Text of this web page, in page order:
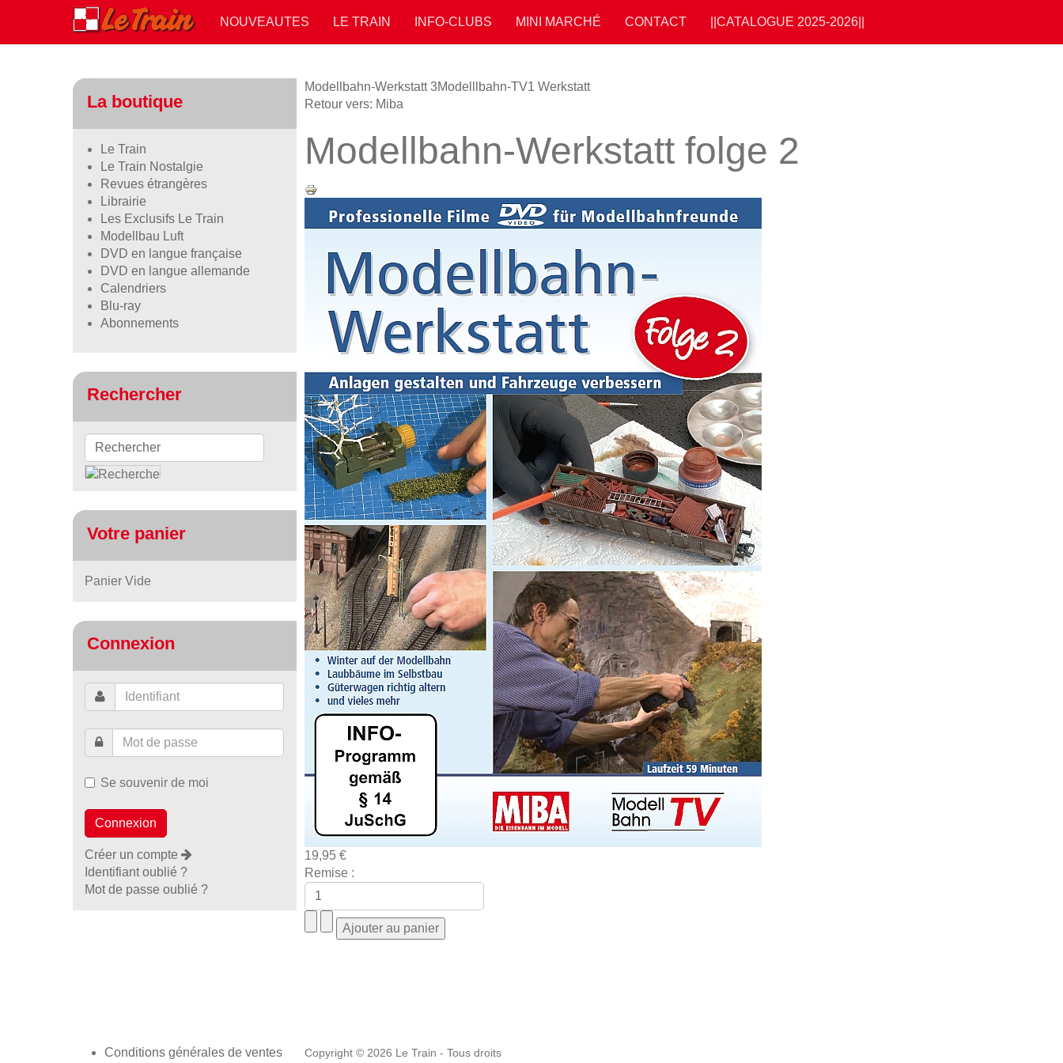
NOUVEAUTES LE TRAIN INFO-CLUBS MINI MARCHÉ CONTACT ||CATALOGUE 2025-2026||
Modellbahn-Werkstatt 3Modelllbahn-TV1 Werkstatt
Retour vers: Miba
Modellbahn-Werkstatt folge 2
19,95 €
Remise :
La boutique
Le Train
Le Train Nostalgie
Revues étrangères
Librairie
Les Exclusifs Le Train
Modellbau Luft
DVD en langue française
DVD en langue allemande
Calendriers
Blu-ray
Abonnements
Rechercher
Votre panier
Panier Vide
Connexion
Se souvenir de moi
Créer un compte
Identifiant oublié ?
Mot de passe oublié ?
Conditions générales de ventes Copyright © 2026 Le Train - Tous droits